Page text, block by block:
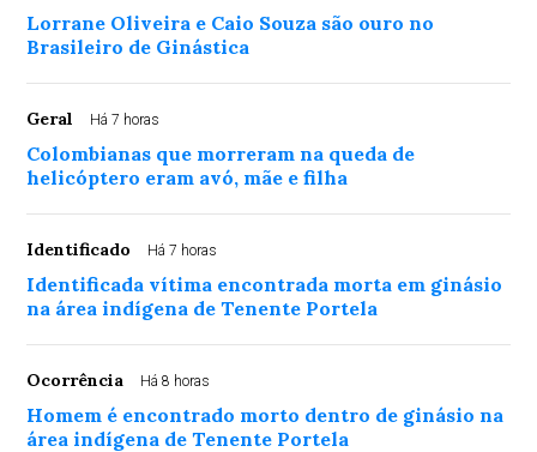
Lorrane Oliveira e Caio Souza são ouro no
Brasileiro de Ginástica
Geral Há 7 horas
Colombianas que morreram na queda de
helicóptero eram avó, mãe e filha
Identificado Há 7 horas
Identificada vítima encontrada morta em ginásio
na área indígena de Tenente Portela
Ocorrência Há 8 horas
Homem é encontrado morto dentro de ginásio na
área indígena de Tenente Portela